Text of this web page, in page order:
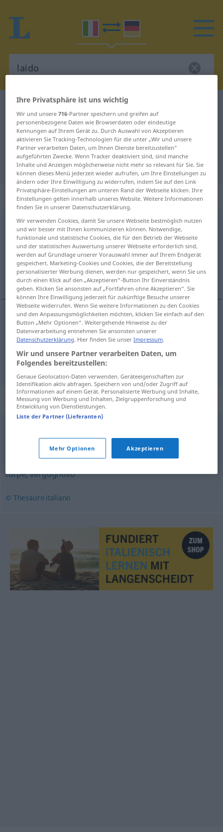
Italienisch-Deutsch Wörterbuch
Italienisch-Deutsch Übersetzung
für "laido"
"laido" Deutsch Übersetzung
„laido“: aggettivo
laido [ˈlaːido]adj
Übersicht aller Übersetzungen
(Für mehr Details die Übersetzung anklicken/antippen)
schmutzig unanständig
schmutzig laido
unanständig laidoosceno
Synonyme für "laido"
disonesto,ignobile,impudico,osceno,sporcaccione
turpe,vergognoso
© Thesauro italiano
Ihre Privatsphäre ist uns wichtig
Wir und unsere716-Partner speichern und greifen auf
personenbezogene Daten wie Browserdaten oder eindeutige
Kennungen auf Ihrem Gerät zu. Durch Auswahl von Akzeptieren
aktivieren Sie Tracking-Technologien für die unter „Wir und unsere
Partner verarbeiten Daten, um Ihnen Dienste bereitzustellen“
aufgeführten Zwecke. Wenn Tracker deaktiviert sind, sind manche
Inhalte und Anzeigen möglicherweise nicht mehr so relevant für Sie. Sie
können dieses Menü jederzeit wieder aufrufen, um Ihre Einstellungen zu
ändern oder Ihre Einwilligung zu widerrufen, indem Sie auf den Link
Privatsphäre-Einstellungen am unteren Rand der Webseite klicken. Ihre
Einstellungen gelten innerhalb unseres Website. Weitere Informationen
finden Sie in unserer Datenschutzerklärung.
Wir verwenden Cookies, damit Sie unsere Webseite bestmöglich nutzen
und wir besser mit Ihnen kommunizieren können. Notwendige,
funktionale und statistische Cookies, die für den Betrieb der Webseite
und der statistischen Auswertung unserer Webseite erforderlich sind,
werden auf Grundlage unserer Vorauswahl immer auf Ihrem Endgerät
gespeichert. Marketing-Cookies und Cookies, die der Bereitstellung
personalisierter Werbung dienen, werden nur gespeichert, wenn Sie uns
durch einen Klick auf den „Akzeptieren“-Button Ihr Einverständnis
geben. Klicken Sie ansonsten auf „Fortfahren ohne Akzeptieren“. Sie
können Ihre Einwilligung jederzeit für zukünftige Besuche unserer
Webseite widerrufen. Wenn Sie weitere Informationen zu den Cookies
und den Anpassungsmöglichkeiten möchten, klicken Sie einfach auf den
Button „Mehr Optionen“. Weitergehende Hinweise zu der
Datenverarbeitung entnehmen Sie ansonsten unserer
Datenschutzerklärung. Hier finden Sie unserImpressum.
Wir und unsere Partner verarbeiten Daten, um
Folgendes bereitzustellen:
Genaue Geolocation-Daten verwenden. Geräteeigenschaften zur
Identifikation aktiv abfragen. Speichern von und/oder Zugriff auf
Informationen auf einem Gerät. Personalisierte Werbung und Inhalte,
Messung von Werbung und Inhalten, Zielgruppenforschung und
Entwicklung von Dienstleistungen.
Liste der Partner (Lieferanten)
Mehr Optionen Akzeptieren